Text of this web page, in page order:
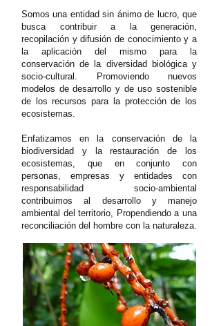
Somos una entidad sin ánimo de lucro, que
busca contribuir a la generación,
recopilación y difusión de conocimiento y a
la aplicación del mismo para la
conservación de la diversidad biológica y
socio-cultural. Promoviendo nuevos
modelos de desarrollo y de uso sostenible
de los recursos para la protección de los
ecosistemas.
Enfatizamos en la conservación de la
biodiversidad y la restauración de los
ecosistemas, que en conjunto con
personas, empresas y entidades con
responsabilidad socio-ambiental
contribuimos al desarrollo y manejo
ambiental del territorio, Propendiendo a una
reconciliación del hombre con la naturaleza.